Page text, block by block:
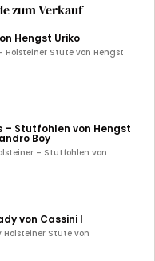
zum Verkauf
Hengst Uriko
Stute von Hengst
– Stutfohlen von Hengst
Boy
– Stutfohlen von
von Cassini I
Holsteiner Stute von